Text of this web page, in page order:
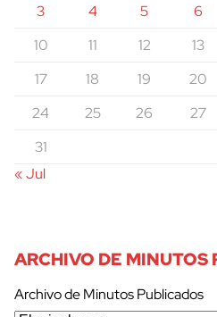
3
4 5 6
10
11 12 13
17
18 19 20
24
25 26 27
31
« Jul
ARCHIVO DE MINUTOS
Archivo de Minutos Publicados